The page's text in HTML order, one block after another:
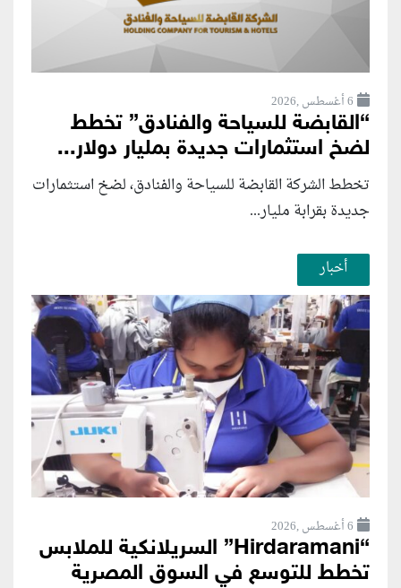
6 أغسطس ,2026
“القابضة للسياحة والفنادق” تخطط
لضخ استثمارات جديدة بمليار دولار...
تخطط الشركة القابضة للسياحة والفنادق، لضخ استثمارات
جديدة بقرابة مليار...
أخبار
6 أغسطس ,2026
“Hirdaramani” السريلانكية للملابس
تخطط للتوسع في السوق المصرية